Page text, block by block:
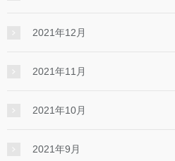
2021年12月
2021年11月
2021年10月
2021年9月